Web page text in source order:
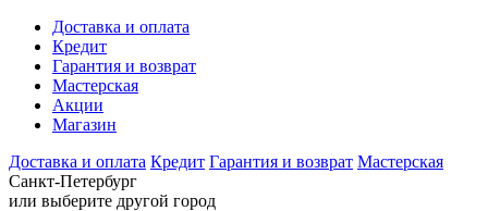
Доставка и оплата
Кредит
Гарантия и возврат
Мастерская
Акции
Магазин
Доставка и оплата Кредит Гарантия и возврат Мастерская
Санкт-Петербург
или выберите другой город